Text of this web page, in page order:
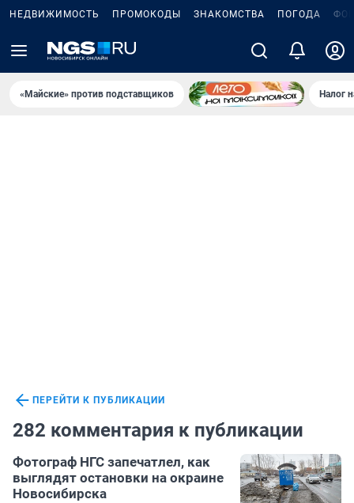
НЕДВИЖИМОСТЬ ПРОМОКОДЫ ЗНАКОМСТВА ПОГОДА
«Майские» против подставщиков Налог
ПЕРЕЙТИ К ПУБЛИКАЦИИ
282 комментария к публикации
Фотограф НГС запечатлел, как
выглядят остановки на окраине
Новосибирска